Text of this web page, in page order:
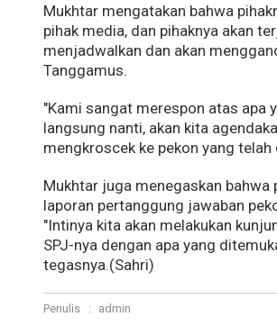
Mukhtar mengatakan bahwa
pihak media, dan pihaknya akan
menjadwalkan dan akan
Tanggamus.
"Kami sangat merespon atas apa
langsung nanti, akan kita
mengkroscek ke pekon yang
Mukhtar juga menegaskan
laporan pertanggung jawaban
"Intinya kita akan melakukan
SPJ-nya dengan apa yang
tegasnya.(Sahri)
Penulis : admin